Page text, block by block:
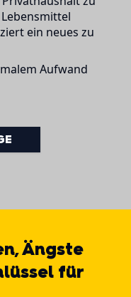
ein neues zu
Aufwand
Ängste
für